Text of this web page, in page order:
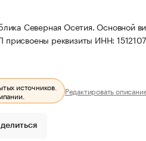
Северная Осетия. Основной
присвоены реквизиты ИНН:
источников.
Редактировать